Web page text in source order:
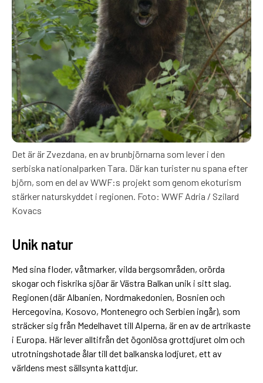
Det är är Zvezdana, en av brunbjörnarna som lever i den
serbiska nationalparken Tara. Där kan turister nu spana efter
björn, som en del av WWF:s projekt som genom ekoturism
stärker naturskyddet i regionen. Foto: WWF Adria / Szilard
Kovacs
Unik natur
Med sina floder, våtmarker, vilda bergsområden, orörda
skogar och fiskrika sjöar är Västra Balkan unik i sitt slag.
Regionen (där Albanien, Nordmakedonien, Bosnien och
Hercegovina, Kosovo, Montenegro och Serbien ingår), som
sträcker sig från Medelhavet till Alperna, är en av de artrikaste
i Europa. Här lever alltifrån det ögonlösa grottdjuret olm och
utrotningshotade ålar till det balkanska lodjuret, ett av
världens mest sällsynta kattdjur.